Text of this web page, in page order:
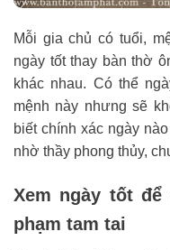
Mỗi gia chủ có tuổi,
ngày tốt thay bàn thờ
khác nhau. Có thể
mệnh này nhưng sẽ
biết chính xác ngày
nhờ thầy phong thủy,
Xem ngày tốt
phạm tam tai